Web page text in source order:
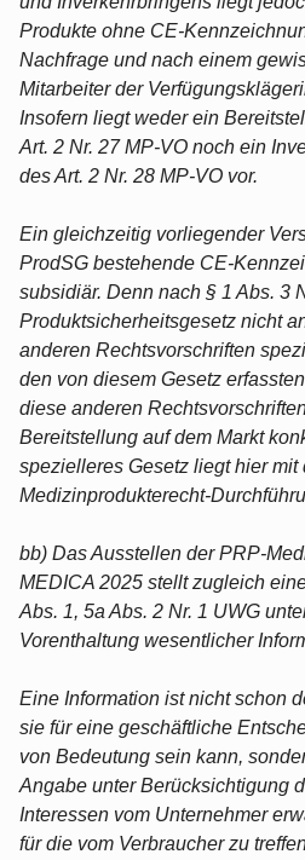
Produkte ohne CE-
Nachfrage und nach einem
Mitarbeiter der
Insofern liegt weder ein
Art. 2 Nr. 27 MP-VO noch ein
des Art. 2 Nr. 28 MP-VO vor.
Ein gleichzeitig vorliegender
ProdSG bestehende CE-
subsidiär. Denn nach § 1 Abs. 3
Produktsicherheitsgesetz nicht
anderen Rechtsvorschriften
den von diesem Gesetz
diese anderen
Bereitstellung auf dem Markt
spezielleres Gesetz liegt hier mit
Medizinprodukterecht-
bb) Das Ausstellen der PRP-
MEDICA 2025 stellt zugleich
Abs. 1, 5a Abs. 2 Nr. 1 UWG
Vorenthaltung wesentlicher
Eine Information ist nicht schon
sie für eine geschäftliche
von Bedeutung sein kann,
Angabe unter Berücksichtigung
Interessen vom Unternehmer
für die vom Verbraucher zu